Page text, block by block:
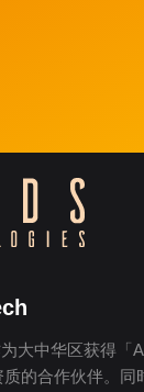
大中华区获得「
的合作伙伴。同